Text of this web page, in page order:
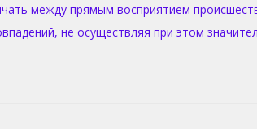
между прямым восприятием
не осуществляя при этом